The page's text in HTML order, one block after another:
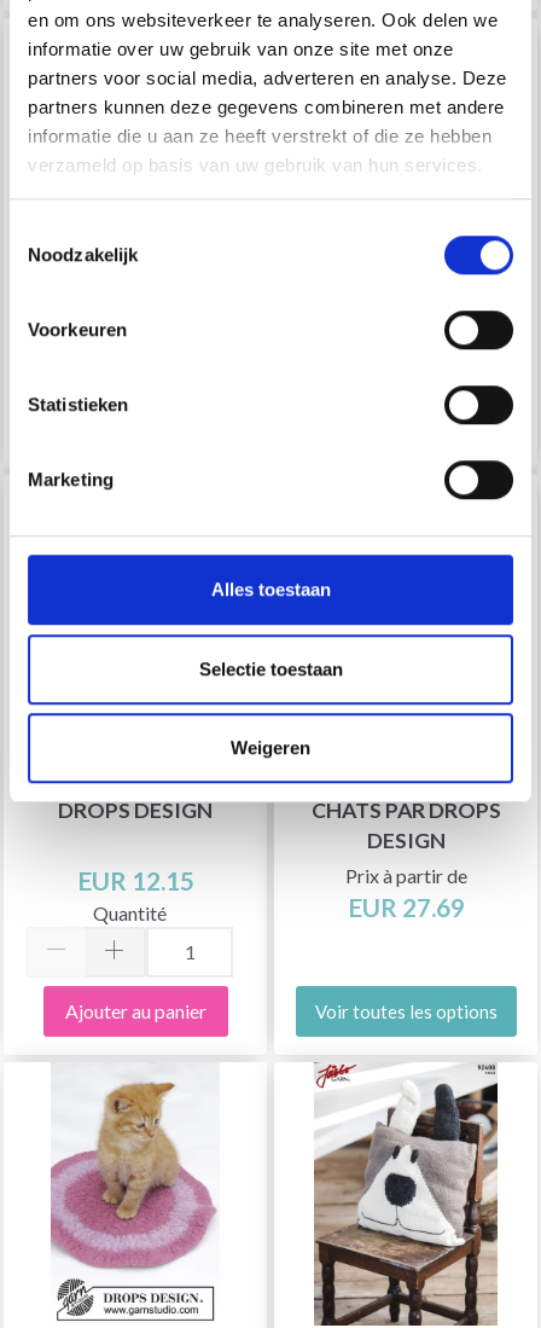
en om ons websiteverkeer te analyseren. Ook delen we
informatie over uw gebruik van onze site met onze
partners voor social media, adverteren en analyse. Deze
partners kunnen deze gegevens combineren met andere
informatie die u aan ze heeft verstrekt of die ze hebben
verzameld op basis van uw gebruik van hun services.
Noodzakelijk
Voorkeuren
Statistieken
Marketing
Alles toestaan
Selectie toestaan
Weigeren
0-841 HOT-DOGS PAR
0-836 ALLONS-Y DE
DROPS DESIGN
EUR 0.00
0-1382 PLAYTIME PAR
DROPS DESIGN
EUR 12.15
Quantité
Ajouter au panier
0-1381 LA GROTTE DES
CHATS PAR DROPS
DESIGN
Prix à partir de
EUR 27.69
Voir toutes les options